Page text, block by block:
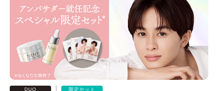
キャンペーン・特集
よくある質問
DUO 限定セット